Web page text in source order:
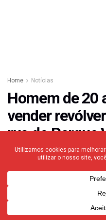
Home Notícias
Homem de 20
vender
rua do Parque
Leporace
05/03/2025